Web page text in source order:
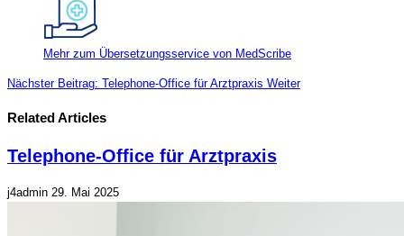
Mehr zum Übersetzungsservice von MedScribe
Nächster Beitrag: Telephone-Office für Arztpraxis Weiter
Related Articles
Telephone-Office für Arztpraxis
j4admin 29. Mai 2025